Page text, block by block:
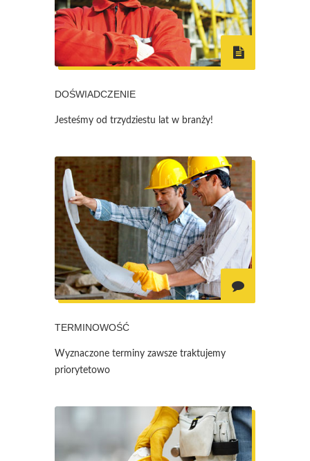
DOŚWIADCZENIE
Jesteśmy od trzydziestu lat w branży!
TERMINOWOŚĆ
Wyznaczone terminy zawsze traktujemy
priorytetowo